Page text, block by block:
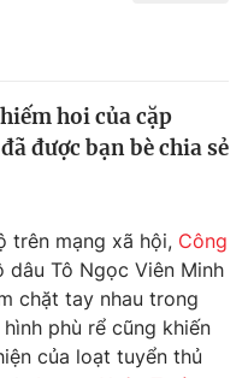
hoi của cặp
được bạn bè chia sẻ
trên mạng xã hội, Công
dâu Tô Ngọc Viên Minh
chặt tay nhau trong
phù rể cũng khiến
của loạt tuyển thủ